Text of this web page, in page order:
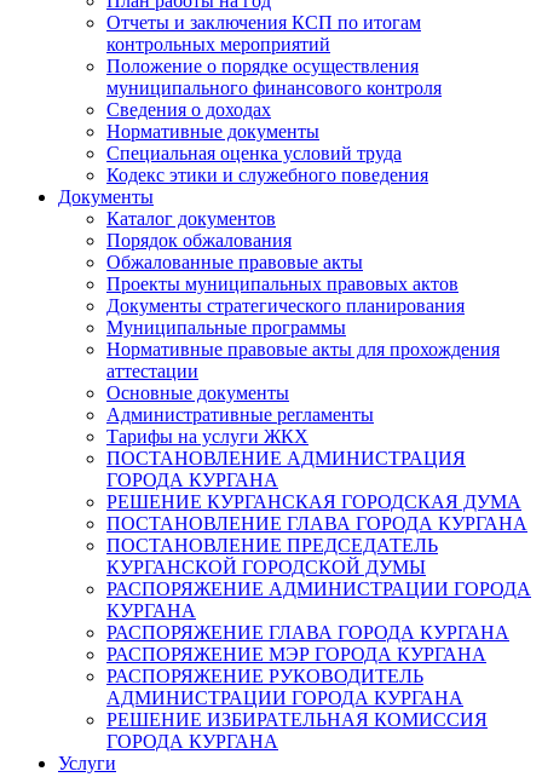
Отчеты и заключения КСП по итогам
контрольных мероприятий
Положение о порядке осуществления
муниципального финансового контроля
Сведения о доходах
Нормативные документы
Специальная оценка условий труда
Кодекс этики и служебного поведения
Документы
Каталог документов
Порядок обжалования
Обжалованные правовые акты
Проекты муниципальных правовых актов
Документы стратегического планирования
Муниципальные программы
Нормативные правовые акты для прохождения
аттестации
Основные документы
Административные регламенты
Тарифы на услуги ЖКХ
ПОСТАНОВЛЕНИЕ АДМИНИСТРАЦИЯ
ГОРОДА КУРГАНА
РЕШЕНИЕ КУРГАНСКАЯ ГОРОДСКАЯ ДУМА
ПОСТАНОВЛЕНИЕ ГЛАВА ГОРОДА КУРГАНА
ПОСТАНОВЛЕНИЕ ПРЕДСЕДАТЕЛЬ
КУРГАНСКОЙ ГОРОДСКОЙ ДУМЫ
РАСПОРЯЖЕНИЕ АДМИНИСТРАЦИИ ГОРОДА
КУРГАНА
РАСПОРЯЖЕНИЕ ГЛАВА ГОРОДА КУРГАНА
РАСПОРЯЖЕНИЕ МЭР ГОРОДА КУРГАНА
РАСПОРЯЖЕНИЕ РУКОВОДИТЕЛЬ
АДМИНИСТРАЦИИ ГОРОДА КУРГАНА
РЕШЕНИЕ ИЗБИРАТЕЛЬНАЯ КОМИССИЯ
ГОРОДА КУРГАНА
Услуги